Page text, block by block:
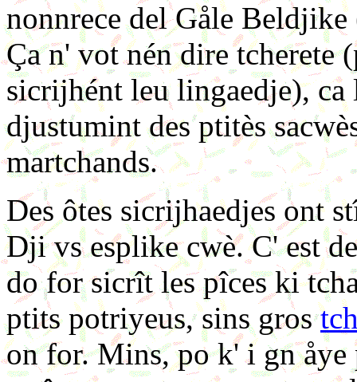
nonnrece del Gåle
Ça n' vot nén dire tcherete
sicrijhént leu lingaedje), ca
djustumint des ptitès
martchands.
Des ôtes sicrijhaedjes ont
Dji vs esplike cwè. C' est
do for sicrît les pîces ki
ptits potriyeus, sins gros
on for. Mins, po k' i gn åye